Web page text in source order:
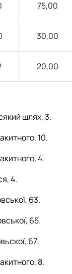
75,00
30,00
20,00
шлях, 3.
10.
4.
4.
63.
65.
67.
8.